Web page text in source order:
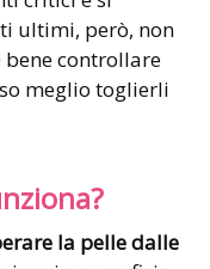
ultimi, però, non
bene controllare
meglio toglierli
la pelle dalle